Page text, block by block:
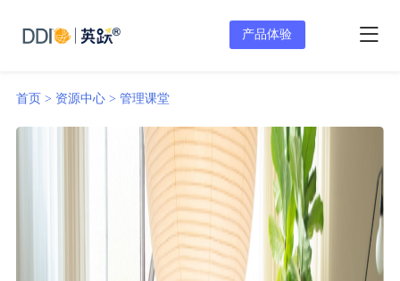
产品体验
首页 > 资源中心 > 管理课堂